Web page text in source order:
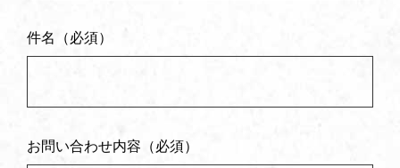
件名（必須）
お問い合わせ内容（必須）